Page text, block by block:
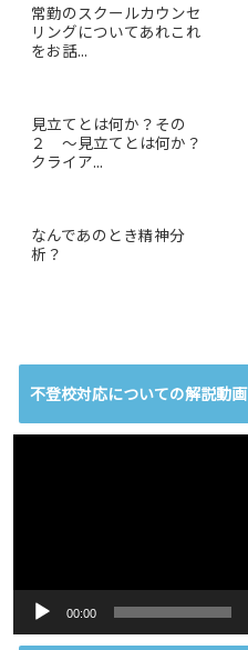
常勤のスクールカウンセ
リングについてあれこれ
をお話...
見立てとは何か？その
２ 〜見立てとは何か？
クライア...
なんであのとき精神分
析？
不登校対応についての解説動画
00:00